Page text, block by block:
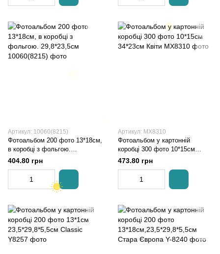
Артикул: 10060(8215)
Фотоальбом 200 фото 13*18см,
в коробці з фольгою.
29,8*23,5см
404.80 грн
Артикул: MX8310
Фотоальбом у картонній
коробці 300 фото 10*15см
34*23см Квіти
473.80 грн